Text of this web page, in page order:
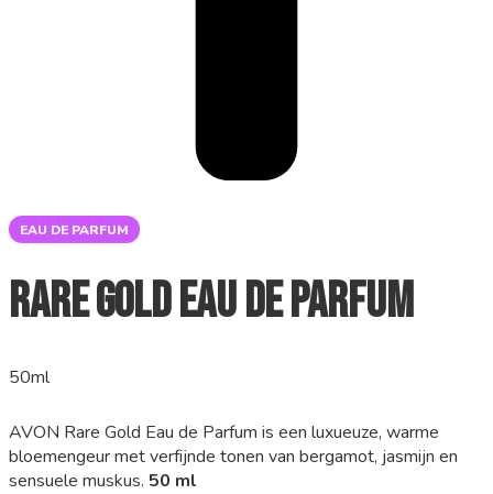
EAU DE PARFUM
Rare Gold Eau de Parfum
50ml
AVON Rare Gold Eau de Parfum is een luxueuze, warme
bloemengeur met verfijnde tonen van bergamot, jasmijn en
sensuele muskus. 50 ml